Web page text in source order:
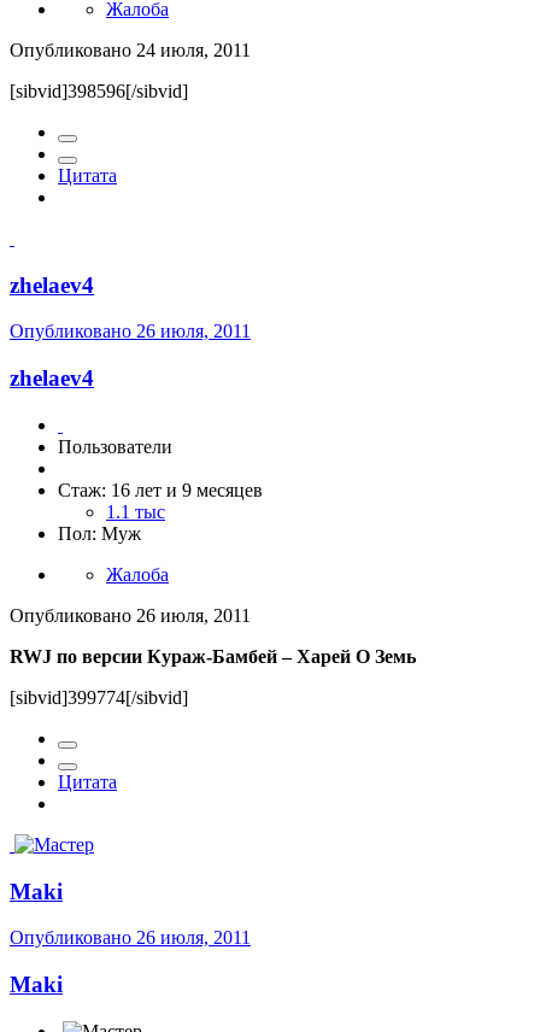
Жалоба
Опубликовано 24 июля, 2011
[sibvid]398596[/sibvid]
Цитата
zhelaev4
Опубликовано 26 июля, 2011
zhelaev4
Пользователи
Стаж: 16 лет и 9 месяцев
1.1 тыс
Пол: Муж
Жалоба
Опубликовано 26 июля, 2011
RWJ по версии Кураж-Бамбей – Харей О Земь
[sibvid]399774[/sibvid]
Цитата
Maki
Опубликовано 26 июля, 2011
Maki